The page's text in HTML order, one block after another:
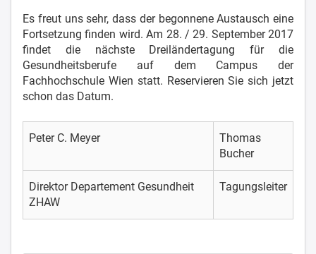
Es freut uns sehr, dass der begonnene Austausch eine
Fortsetzung finden wird. Am 28. / 29. September 2017
findet die nächste Dreiländertagung für die
Gesundheitsberufe auf dem Campus der
Fachhochschule Wien statt. Reservieren Sie sich jetzt
schon das Datum.
Peter C. Meyer
Thomas
Bucher
Direktor Departement Gesundheit
ZHAW
Tagungsleiter